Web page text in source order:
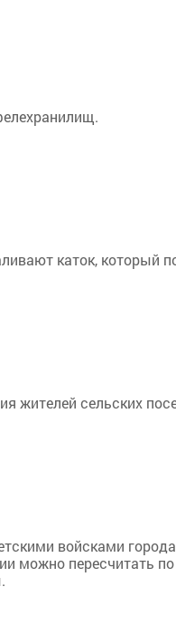
каток, который
сельских
войсками
можно пересчитать